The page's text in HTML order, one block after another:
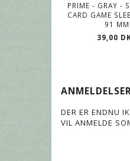
PRIME - GRAY -
CARD GAME
91 MM
39,00
DER ER ENDNU
VIL ANMELDE